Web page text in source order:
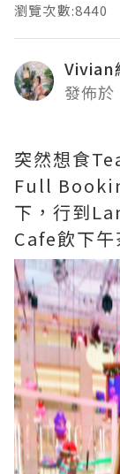
瀏覽次數:8440
Vivian
發佈